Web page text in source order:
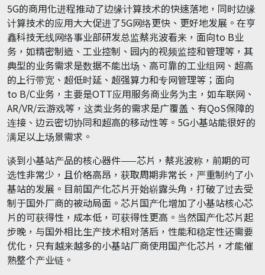
5G的商用化进程推动了边缘计算技术的快速落地，同时边缘
计算技术的应用大大促进了5G网络更快、更好地发展。在亨
鑫科技无线网络事业部研发总监蔡兆波看来，面向to B业
务，如精密制造、工业控制、园内的视频监控和管理等，其
典型的业务需求是数据不能出场、高可靠的工业组网、超高
的上行带宽、超低时延、超强算力和专网管理等；面向
to B/C业务，主要是OTT应用服务商业务为主，如车联网、
AR/VR/云游戏等，这类业务的需求是广覆盖、有QoS保障的
连接、边云密切协同和超高的移动性等。5G小基站能很好的
满足以上场景需求。
谈到小基站产品的核心器件——芯片，蔡兆波称，前期的可
选性非常少，且价格高昂，获取周期非常长，严重制约了小
基站的发展。目前国产化芯片开始崭露头角，打破了过去受
制于国外厂商的被动局面。芯片国产化增加了小基站核心芯
片的可获得性，成本低，可获得性更高。当然国产化芯片起
步晚，与国外相比生产技术相对落后，性能和稳定性还需要
优化，只有越来越多的小基站厂商使用国产化芯片，才能催
熟整个产业链。